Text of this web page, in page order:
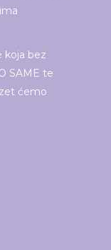
koja bez
SAME te
ćemo